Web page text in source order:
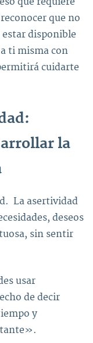
que no
estar disponible
ti misma con
cuidarte
la
La asertividad
deseos
sin sentir
usar
de decir
y